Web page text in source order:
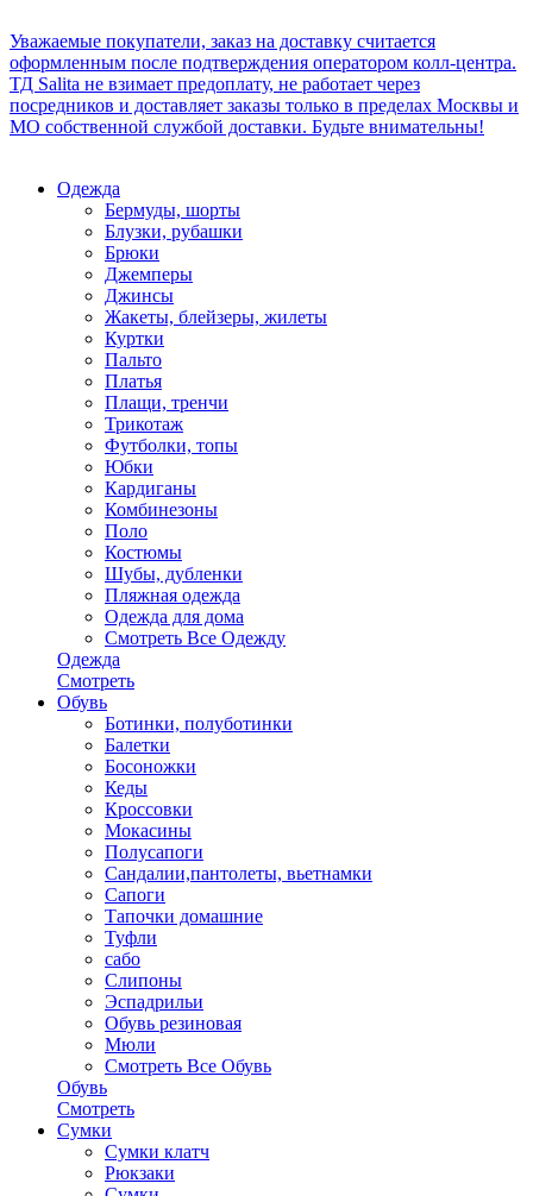
Уважаемые покупатели, заказ на доставку считается
оформленным после подтверждения оператором колл-центра.
ТД Salita не взимает предоплату, не работает через
посредников и доставляет заказы только в пределах Москвы и
МО собственной службой доставки. Будьте внимательны!
Одежда
Бермуды, шорты
Блузки, рубашки
Брюки
Джемперы
Джинсы
Жакеты, блейзеры, жилеты
Куртки
Пальто
Платья
Плащи, тренчи
Трикотаж
Футболки, топы
Юбки
Кардиганы
Комбинезоны
Поло
Костюмы
Шубы, дубленки
Пляжная одежда
Одежда для дома
Смотреть Все Одежду
Одежда
Смотреть
Обувь
Ботинки, полуботинки
Балетки
Босоножки
Кеды
Кроссовки
Мокасины
Полусапоги
Сандалии,пантолеты, вьетнамки
Сапоги
Тапочки домашние
Туфли
сабо
Слипоны
Эспадрильи
Обувь резиновая
Мюли
Смотреть Все Обувь
Обувь
Смотреть
Сумки
Сумки клатч
Рюкзаки